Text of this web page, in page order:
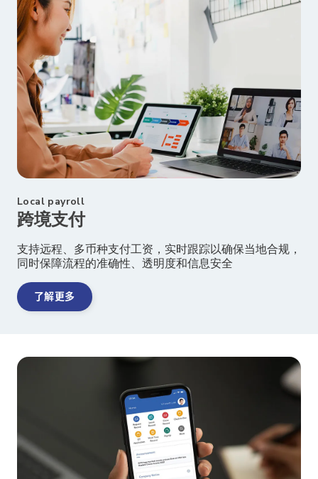
Local payroll
跨境支付
支持远程、多币种支付工资，实时跟踪以确保当地合规，
同时保障流程的准确性、透明度和信息安全
了解更多